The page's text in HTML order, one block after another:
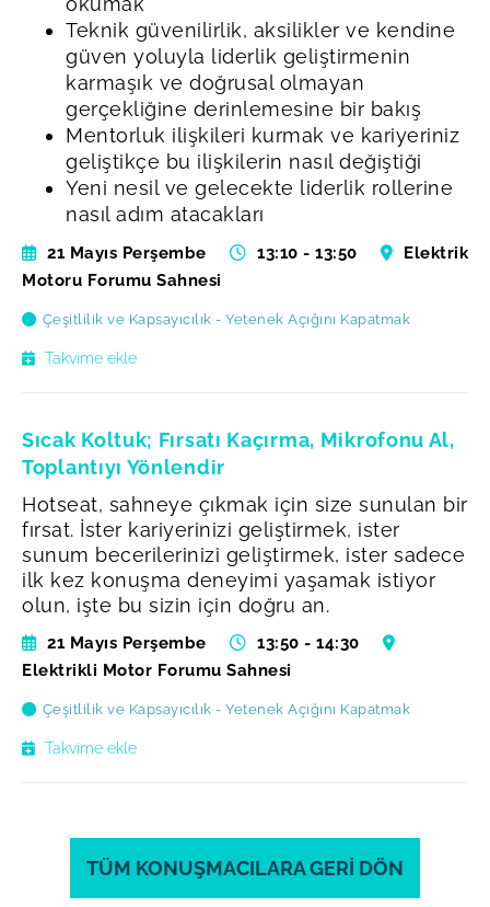
Teknik güvenilirlik, aksilikler ve kendine
güven yoluyla liderlik geliştirmenin
karmaşık ve doğrusal olmayan
gerçekliğine derinlemesine bir bakış
Mentorluk ilişkileri kurmak ve kariyeriniz
geliştikçe bu ilişkilerin nasıl değiştiği
Yeni nesil ve gelecekte liderlik rollerine
nasıl adım atacakları
21 Mayıs Perşembe 13:10 - 13:50
Elektrik
Motoru Forumu Sahnesi
Çeşitlilik ve Kapsayıcılık - Yetenek Açığını Kapatmak
Takvime ekle
Sıcak Koltuk; Fırsatı Kaçırma, Mikrofonu Al,
Toplantıyı Yönlendir
Hotseat, sahneye çıkmak için size sunulan bir
fırsat. İster kariyerinizi geliştirmek, ister
sunum becerilerinizi geliştirmek, ister sadece
ilk kez konuşma deneyimi yaşamak istiyor
olun, işte bu sizin için doğru an.
21 Mayıs Perşembe
13:50 - 14:30
Elektrikli Motor Forumu Sahnesi
Çeşitlilik ve Kapsayıcılık - Yetenek Açığını Kapatmak
Takvime ekle
TÜM KONUŞMACILARA GERİ DÖN